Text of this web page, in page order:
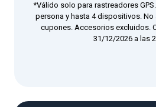
*Válido solo para rastreadores
persona y hasta 4 dispositivos.
cupones. Accesorios excluidos.
31/12/2026 a las